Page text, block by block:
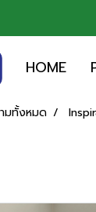
HOME
มทั้งหมด